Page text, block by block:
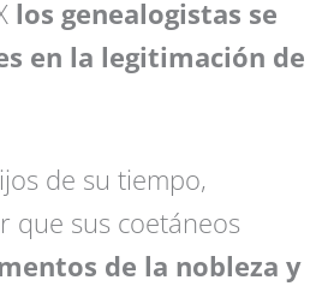
los genealogistas se
en la legitimación de
de su tiempo,
que sus coetáneos
de la nobleza y